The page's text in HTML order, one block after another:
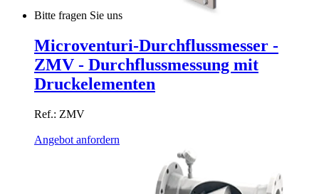
Bitte fragen Sie uns
Microventuri-Durchflussmesser -
ZMV - Durchflussmessung mit
Druckelementen
Ref.: ZMV
Angebot anfordern